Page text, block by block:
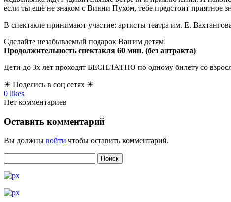
если ты ещё не знаком с Винни Пухом, тебе предстоит приятное
В спектакле принимают участие: артисты театра им. Е.
Сделайте незабываемый подарок Вашим детям!
Продолжительность спектакля 60 мин. (без антракта)
Дети до 3х лет проходят БЕСПЛАТНО по одному билету со
☀ Поделись в соц сетях ☀
0 likes
Нет комментариев
Оставить комментарий
Вы должны войти чтобы оставить комментарий.